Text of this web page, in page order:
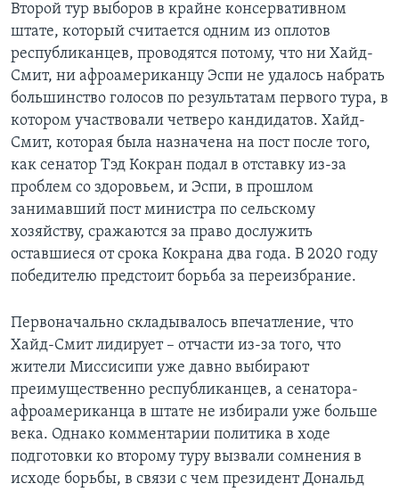
Второй тур выборов в крайне консервативном
штате, который считается одним из оплотов
республиканцев, проводятся потому, что ни Хайд-
Смит, ни афроамериканцу Эспи не удалось набрать
большинство голосов по результатам первого тура, в
котором участвовали четверо кандидатов. Хайд-
Смит, которая была назначена на пост после того,
как сенатор Тэд Кокран подал в отставку из-за
проблем со здоровьем, и Эспи, в прошлом
занимавший пост министра по сельскому
хозяйству, сражаются за право дослужить
оставшиеся от срока Кокрана два года. В 2020 году
победителю предстоит борьба за переизбрание.
Первоначально складывалось впечатление, что
Хайд-Смит лидирует – отчасти из-за того, что
жители Миссисипи уже давно выбирают
преимущественно республиканцев, а сенатора-
афроамериканца в штате не избирали уже больше
века. Однако комментарии политика в ходе
подготовки ко второму туру вызвали сомнения в
исходе борьбы, в связи с чем президент Дональд